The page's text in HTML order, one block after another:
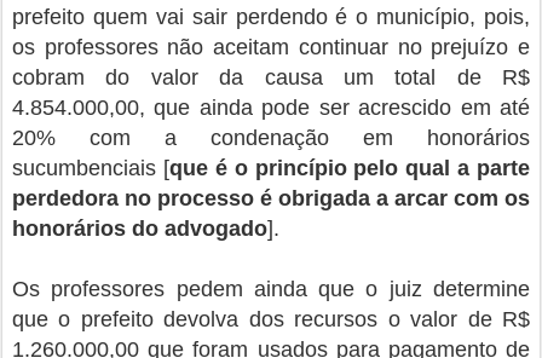
prefeito quem vai sair perdendo é o município, pois,
os professores não aceitam continuar no prejuízo e
cobram do valor da causa um total de R$
4.854.000,00, que ainda pode ser acrescido em até
20% com a condenação em honorários
sucumbenciais [que é o princípio pelo qual a parte
perdedora no processo é obrigada a arcar com os
honorários do advogado].
Os professores pedem ainda que o juiz determine
que o prefeito devolva dos recursos o valor de R$
1.260.000,00 que foram usados para pagamento de